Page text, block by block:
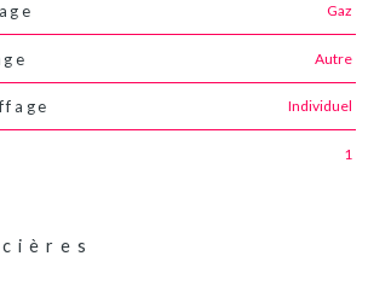
Gaz
Autre
Individuel
1